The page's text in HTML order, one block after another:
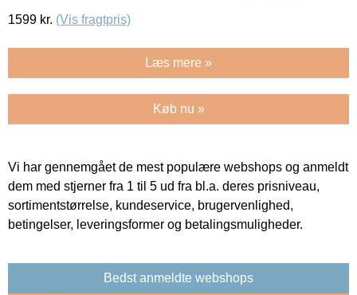
1599 kr. (Vis fragtpris)
Læs mere »
Køb nu »
Vi har gennemgået de mest populære webshops og anmeldt
dem med stjerner fra 1 til 5 ud fra bl.a. deres prisniveau,
sortimentstørrelse, kundeservice, brugervenlighed,
betingelser, leveringsformer og betalingsmuligheder.
Bedst anmeldte webshops